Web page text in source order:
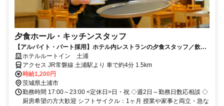
夕食ホール・キッチンスタッフ
【アルバイト・パート採用】ホテル内レストランの夕食スタッフ／飲食
未経験歓迎！学生・主婦活躍中
ホテルルートイン 土浦
アクセス JR常磐線 土浦駅より 車で約4分 1.5km
時給1,200円
茨城県土浦市
勤務時間 17:00～23:00 <定休日>日・祝 ◇週2日～勤務日数応相談 ◇
厨房希望の方大歓迎 シフトサイクル：1ヶ月 授業や家事と両立・急な